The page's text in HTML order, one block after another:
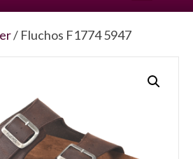
/ Fluchos F1774 5947